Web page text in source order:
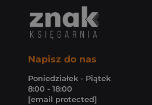
Napisz do nas
Poniedziałek - Piątek
8:00 - 18:00
[email protected]